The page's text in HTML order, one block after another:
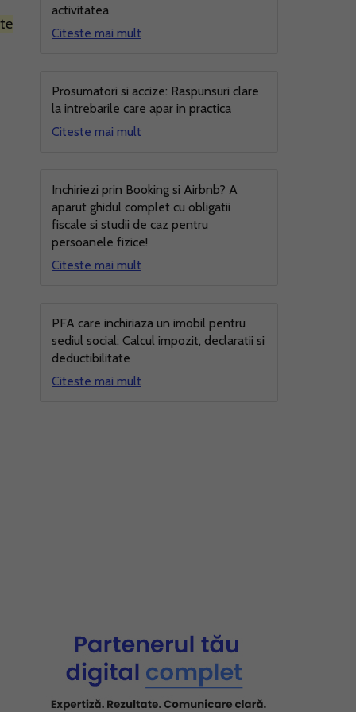
activitatea
Citeste mai mult
Prosumatori si accize: Raspunsuri clare
la intrebarile care apar in practica
Citeste mai mult
Inchiriezi prin Booking si Airbnb? A
aparut ghidul complet cu obligatii
fiscale si studii de caz pentru
persoanele fizice!
Citeste mai mult
PFA care inchiriaza un imobil pentru
sediul social: Calcul impozit, declaratii si
deductibilitate
Citeste mai mult